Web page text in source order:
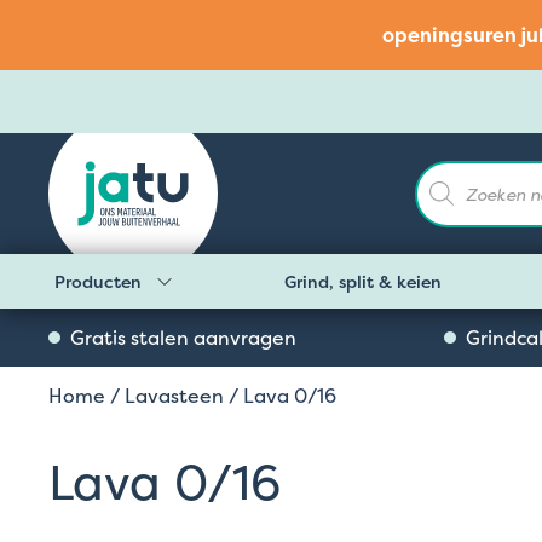
openingsuren
Producten
zoeken
Producten Grind, split & keien
Gratis stalen aanvragen
Home / Lavasteen / Lava 0/16
Lava 0/16